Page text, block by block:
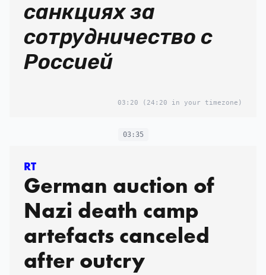
санкциях за
сотрудничество с
Россией
03:20 (24:20 in your timezone)
03:35
RT
German auction of
Nazi death camp
artefacts canceled
after outcry